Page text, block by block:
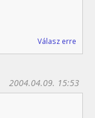
Válasz erre
2004.04.09. 15:53